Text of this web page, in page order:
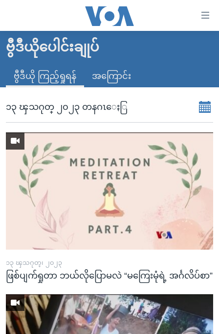
လွယ်ကူ
စေ
သည့်
များ
အကြောင်းအရာ
စာမျက်နှာ
သို့
ကျော်
ရှာဖွေ
ရန်
မူလစာမျက်နှာ
မြန်မာ
ကမ္ဘာ့သတင်းများ
နိုင်ငံတကာ
အမေရိကန်
တရုတ်
အစ္စရေး-ပါလက်စတိုင်း
ဗွီဒီယို
သတင်းလွတ်လပ်ခွင့်
ရပ်ဝန်းတခု လမ်းတခု အလွန်
အင်္ဂလိပ်စာလေ့လာမယ်
အမေရိကန်သုံးအီဒီယံ
မကြေးမုံရဲ့ အင်္ဂလိပ်စာ
ရုပ်ရှင်ထဲက အင်္ဂလိပ်စာ
သုတပဒေသာ အင်္ဂလိပ်စာ
အပတ်စဉ်ကဏ္ဍများ
ရေဒီယို
ရေဒီယိုနှင့်ရုပ်သံ အချက်အလက်များ
ရေဒီယို/တီဗွီအစီအစဉ်
Learning English
ဗွီအိုအေ လူမှုကွန်ယက်များ
ဘာသာစကားများ
ဗွီဒီယိုပေါင်းချုပ်
ဗွီဒီယို ကြည့်ရှုရန် အကြောင်း
၁၃ ၾသဂုတ္ ၂၀၂၃ တနဂၤေႏြ
၁၃ ၾသဂုတ္၊ ၂၀၂၃
ဖြစ်ပျက်ရှုတာ ဘယ်လိုပြောမလဲ “မကြေးမုံရဲ့ အင်္ဂလိပ်စာ”